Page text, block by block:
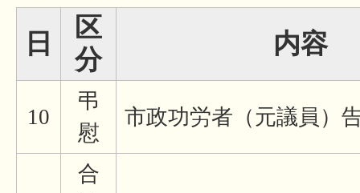
日
区
分
内容
10
弔
慰
市政功労者（元議員）
合